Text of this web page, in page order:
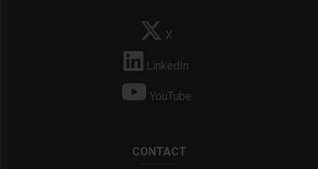
X
LinkedIn
YouTube
CONTACT